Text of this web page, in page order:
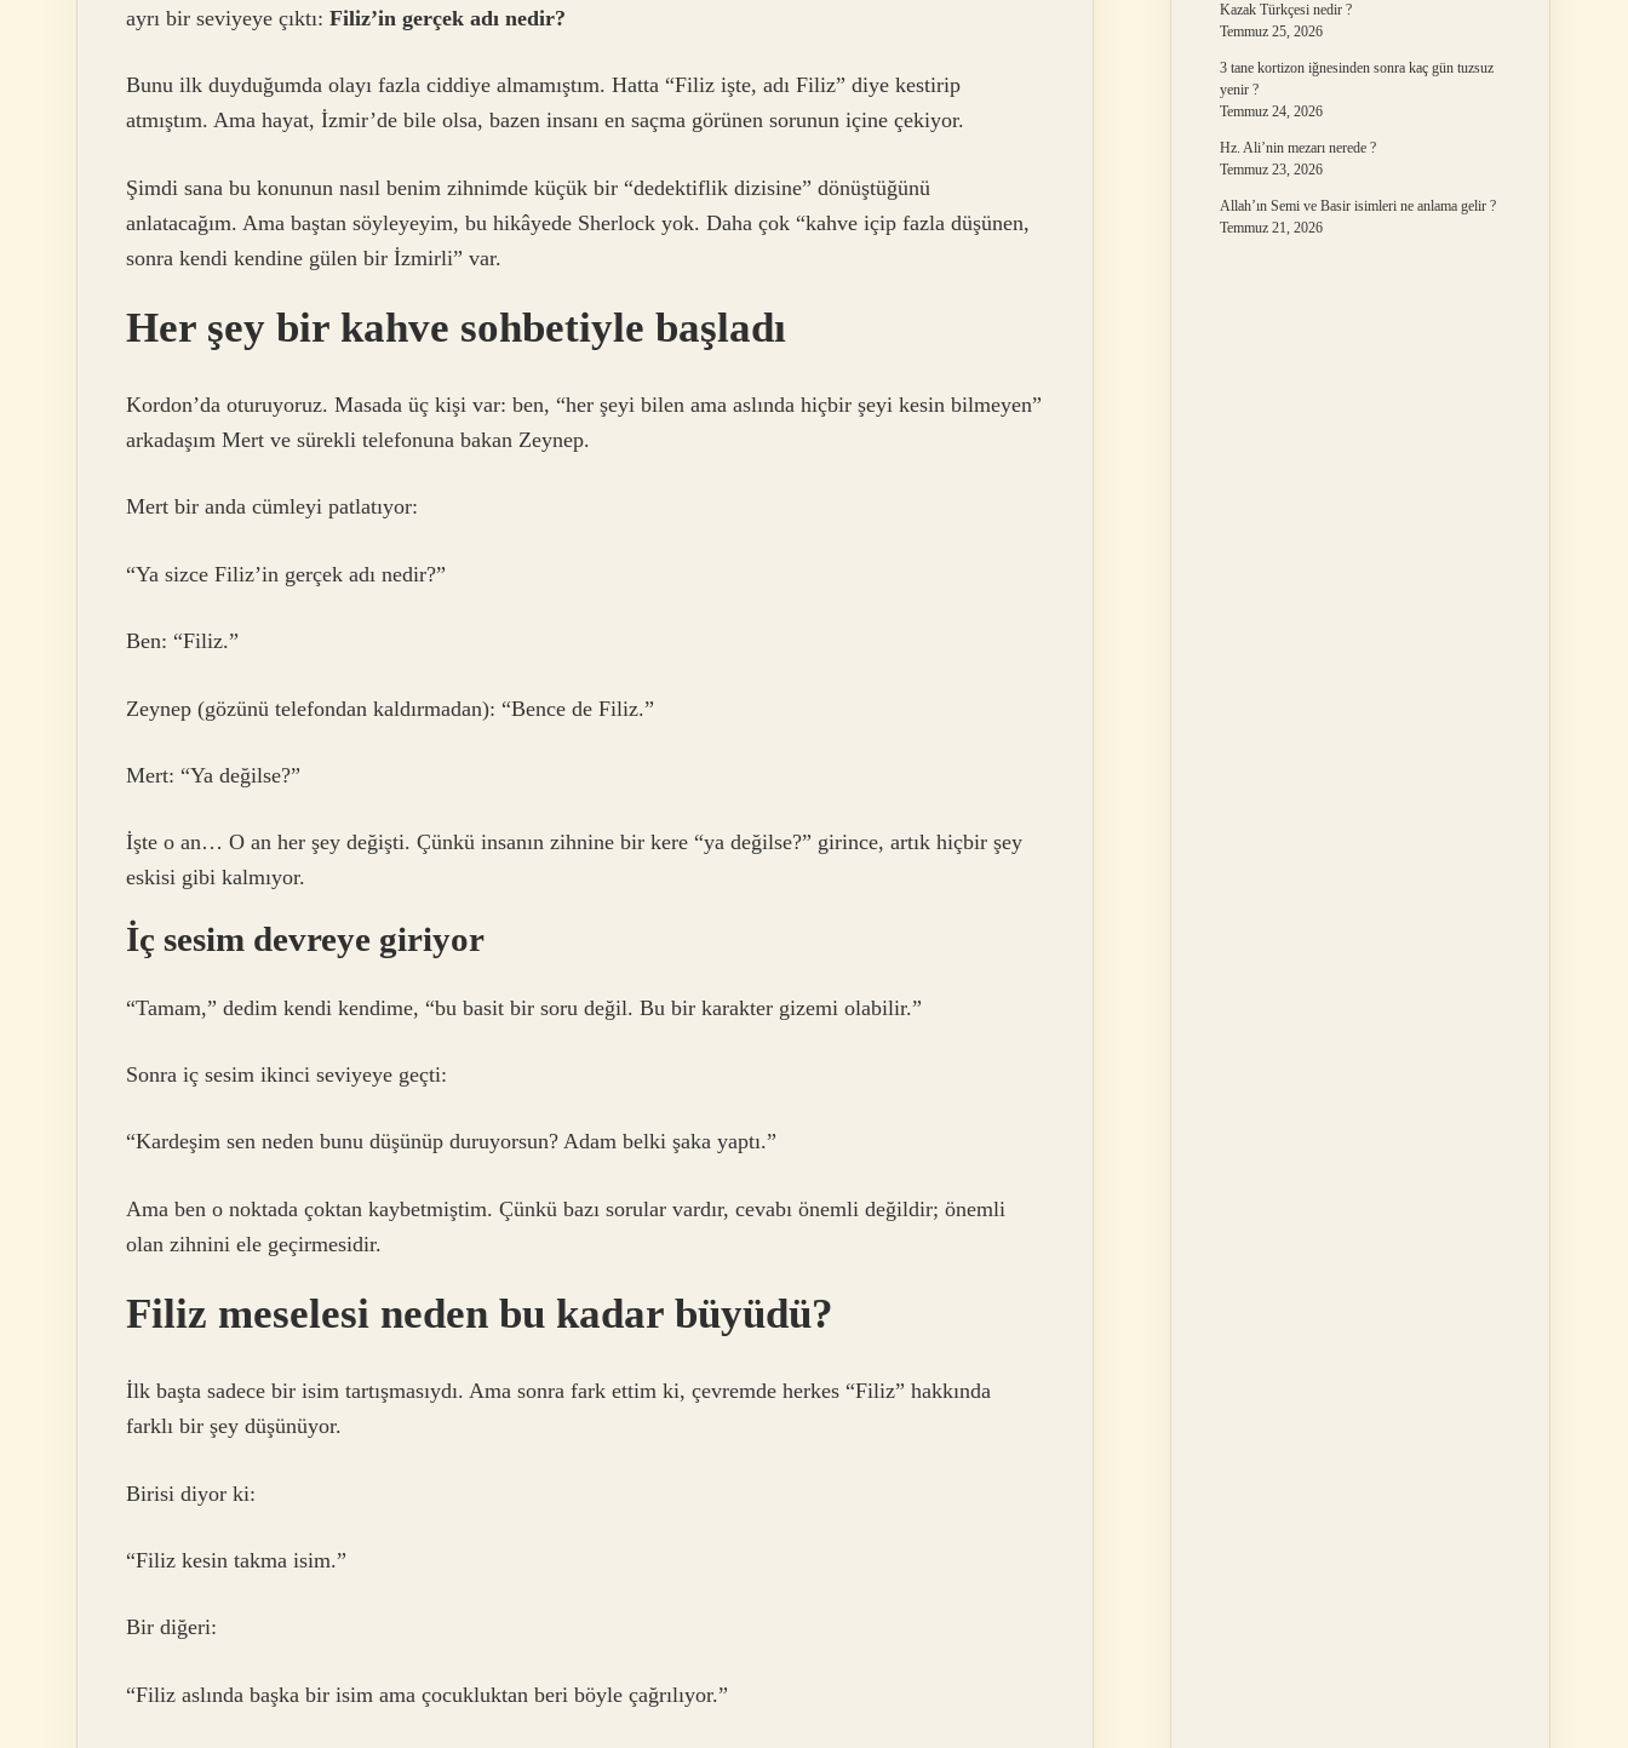
ayrı bir seviyeye çıktı: Filiz’in gerçek adı nedir?
Bunu ilk duyduğumda olayı fazla ciddiye almamıştım. Hatta “Filiz işte, adı Filiz” diye kestirip
atmıştım. Ama hayat, İzmir’de bile olsa, bazen insanı en saçma görünen sorunun içine çekiyor.
Şimdi sana bu konunun nasıl benim zihnimde küçük bir “dedektiflik dizisine” dönüştüğünü
anlatacağım. Ama baştan söyleyeyim, bu hikâyede Sherlock yok. Daha çok “kahve içip fazla düşünen,
sonra kendi kendine gülen bir İzmirli” var.
Her şey bir kahve sohbetiyle başladı
Kordon’da oturuyoruz. Masada üç kişi var: ben, “her şeyi bilen ama aslında hiçbir şeyi kesin bilmeyen”
arkadaşım Mert ve sürekli telefonuna bakan Zeynep.
Mert bir anda cümleyi patlatıyor:
“Ya sizce Filiz’in gerçek adı nedir?”
Ben: “Filiz.”
Zeynep (gözünü telefondan kaldırmadan): “Bence de Filiz.”
Mert: “Ya değilse?”
İşte o an… O an her şey değişti. Çünkü insanın zihnine bir kere “ya değilse?” girince, artık hiçbir şey
eskisi gibi kalmıyor.
İç sesim devreye giriyor
“Tamam,” dedim kendi kendime, “bu basit bir soru değil. Bu bir karakter gizemi olabilir.”
Sonra iç sesim ikinci seviyeye geçti:
“Kardeşim sen neden bunu düşünüp duruyorsun? Adam belki şaka yaptı.”
Ama ben o noktada çoktan kaybetmiştim. Çünkü bazı sorular vardır, cevabı önemli değildir; önemli
olan zihnini ele geçirmesidir.
Filiz meselesi neden bu kadar büyüdü?
İlk başta sadece bir isim tartışmasıydı. Ama sonra fark ettim ki, çevremde herkes “Filiz” hakkında
farklı bir şey düşünüyor.
Birisi diyor ki:
“Filiz kesin takma isim.”
Bir diğeri:
“Filiz aslında başka bir isim ama çocukluktan beri böyle çağrılıyor.”
Kazak Türkçesi nedir ?
Temmuz 25, 2026
3 tane kortizon iğnesinden sonra kaç gün tuzsuz
yenir ?
Temmuz 24, 2026
Hz. Ali’nin mezarı nerede ?
Temmuz 23, 2026
Allah’ın Semi ve Basir isimleri ne anlama gelir ?
Temmuz 21, 2026